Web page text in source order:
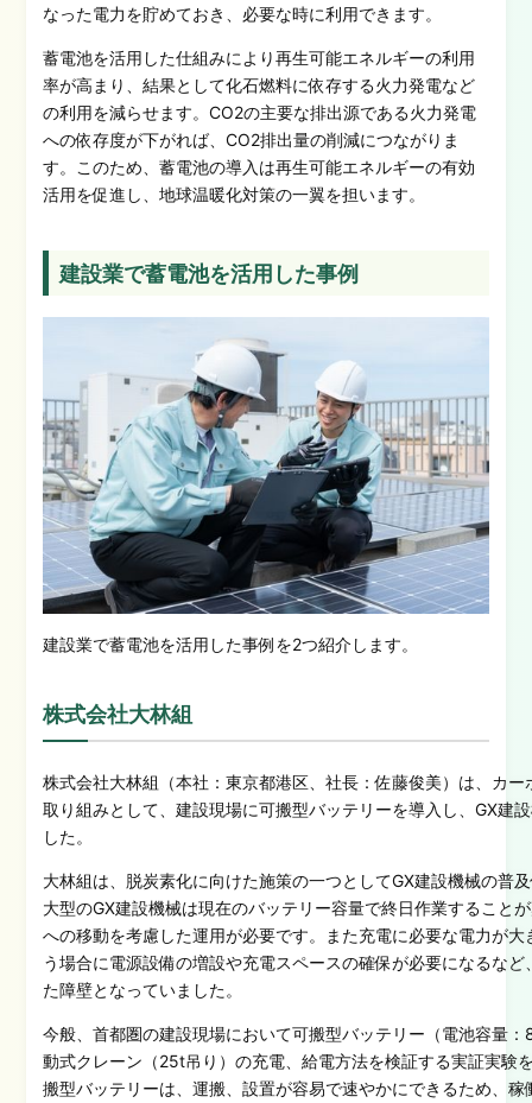
なった電力を貯めておき、必要な時に利用できます。
蓄電池を活用した仕組みにより再生可能エネルギーの利用
率が高まり、結果として化石燃料に依存する火力発電など
の利用を減らせます。CO2の主要な排出源である火力発電
への依存度が下がれば、CO2排出量の削減につながりま
す。このため、蓄電池の導入は再生可能エネルギーの有効
活用を促進し、地球温暖化対策の一翼を担います。
建設業で蓄電池を活用した事例
建設業で蓄電池を活用した事例を2つ紹介します。
株式会社大林組
株式会社大林組（本社：東京都港区、社長：佐藤俊美）は、カ
取り組みとして、建設現場に可搬型バッテリーを導入し、GX建
した。
大林組は、脱炭素化に向けた施策の一つとしてGX建設機械の普
大型のGX建設機械は現在のバッテリー容量で終日作業すること
への移動を考慮した運用が必要です。また充電に必要な電力が
う場合に電源設備の増設や充電スペースの確保が必要になるな
た障壁となっていました。
今般、首都圏の建設現場において可搬型バッテリー（電池容量
動式クレーン（25t吊り）の充電、給電方法を検証する実証実験
搬型バッテリーは、運搬、設置が容易で速やかにできるため、